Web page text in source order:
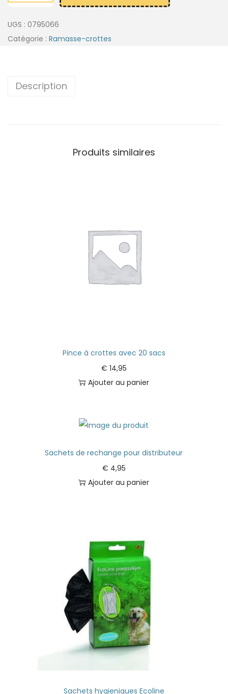
UGS : 0795066
Catégorie : Ramasse-crottes
Description
Produits similaires
Pince à crottes avec 20 sacs
€ 14,95
Ajouter au panier
Sachets de rechange pour distributeur
€ 4,95
Ajouter au panier
Sachets hygieniques Ecoline